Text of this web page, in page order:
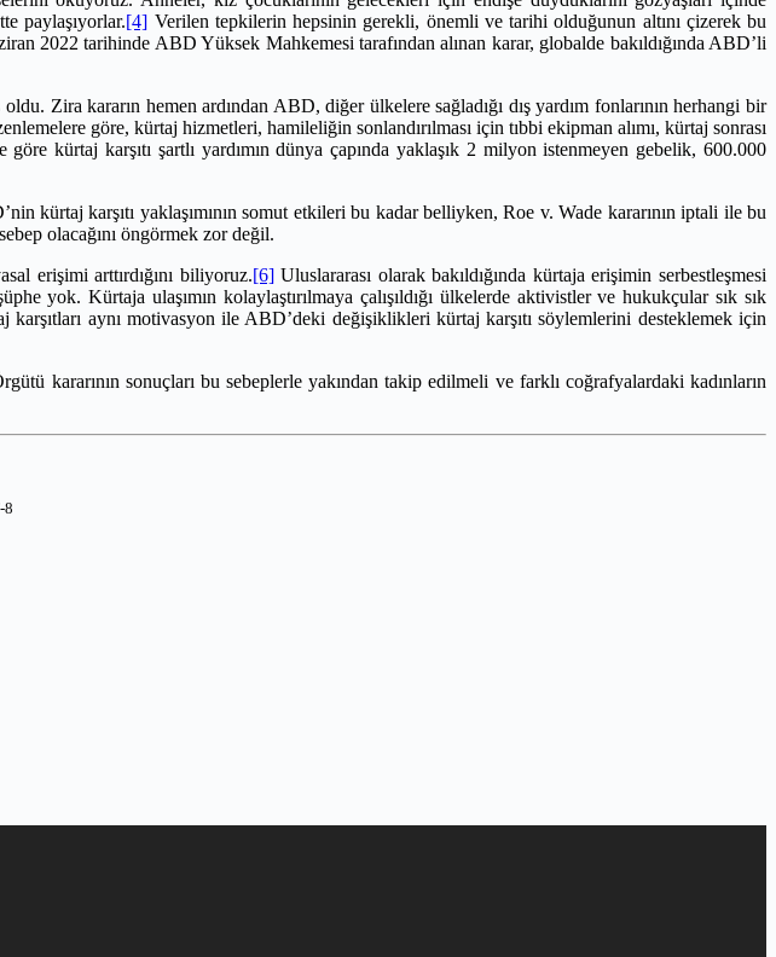
paylaşıyorlar.[4] Verilen tepkilerin hepsinin gerekli, önemli ve tarihi olduğunun altını çizerek bu
2022 tarihinde ABD Yüksek Mahkemesi tarafından alınan karar, globalde bakıldığında ABD’li
Zira kararın hemen ardından ABD, diğer ülkelere sağladığı dış yardım fonlarının herhangi bir
göre, kürtaj hizmetleri, hamileliğin sonlandırılması için tıbbi ekipman alımı, kürtaj sonrası
göre kürtaj karşıtı şartlı yardımın dünya çapında yaklaşık 2 milyon istenmeyen gebelik, 600.000
kürtaj karşıtı yaklaşımının somut etkileri bu kadar belliyken, Roe v. Wade kararının iptali ile bu
olacağını öngörmek zor değil.
erişimi arttırdığını biliyoruz.[6]Uluslararası olarak bakıldığında kürtaja erişimin serbestleşmesi
Kürtaja ulaşımın kolaylaştırılmaya çalışıldığı ülkelerde aktivistler ve hukukçular sık sık
aynı motivasyon ile ABD’deki değişiklikleri kürtaj karşıtı söylemlerini desteklemek için
kararının sonuçları bu sebeplerle yakından takip edilmeli ve farklı coğrafyalardaki kadınların
8